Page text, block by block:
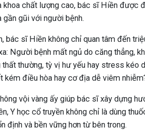
khoa chất lượng cao, bác sĩ Hiền được
gần gũi với người bệnh.
bác sĩ Hiền không chỉ quan tâm đến
Người bệnh mất ngủ do căng thẳng,
thường, tỳ vị hư yếu hay stress kéo
kém điều hòa hay cơ địa dễ viêm
vội vàng ấy giúp bác sĩ xây dựng
Y học cổ truyền không chỉ là dùng
định và bền vững hơn từ bên trong.